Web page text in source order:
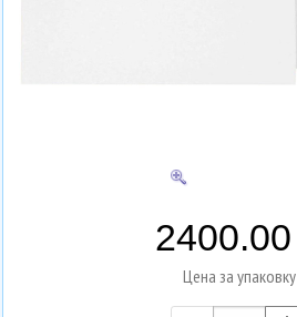
2400.00
Цена за упаковку